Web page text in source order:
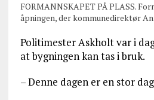
FORMANNSKAPET PÅ PLASS.
åpningen, der kommunedirektør
Politimester Askholt var i
at bygningen kan tas i bruk.
– Denne dagen er en stor